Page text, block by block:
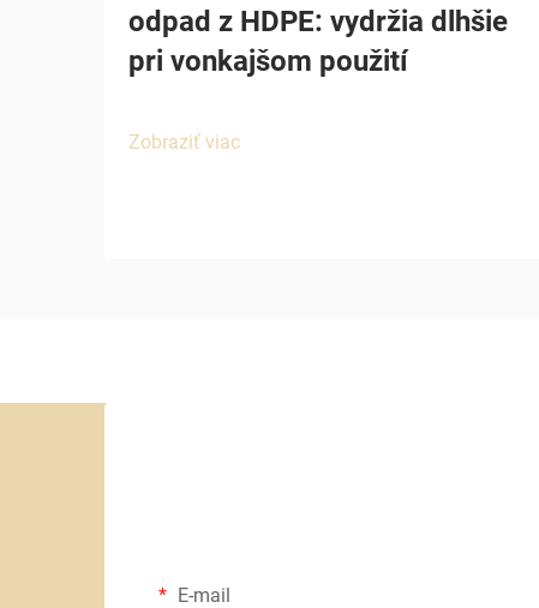
odpad z HDPE: vydržia dlhšie
pri vonkajšom použití
Zobraziť viac
E-mail